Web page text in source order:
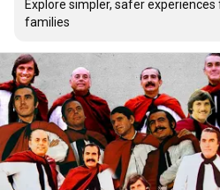
Explore simpler, safer experiences
families